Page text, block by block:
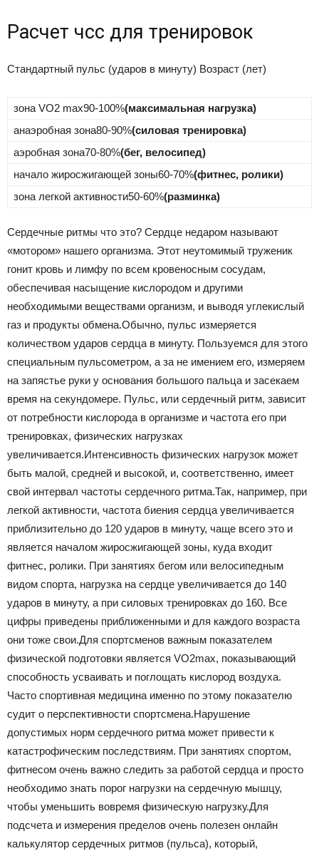
Расчет чсс для тренировок
Cтандартный пульс (ударов в минуту) Возраст (лет)
зона VO2 max90-100%(макcимальная нагрузка)
анаэробная зона80-90%(силовая тренировка)
аэробная зона70-80%(бег, велосипед)
начало жиросжигающей зоны60-70%(фитнес, ролики)
зона легкой активности50-60%(разминка)
Сердечные ритмы что это? Сердце недаром называют
«мотором» нашего организма. Этот неутомимый труженик
гонит кровь и лимфу по всем кровеносным сосудам,
обеспечивая насыщение кислородом и другими
необходимыми веществами организм, и выводя углекислый
газ и продукты обмена.Обычно, пульс измеряется
количеством ударов сердца в минуту. Пользуемся для этого
специальным пульсометром, а за не имением его, измеряем
на запястье руки у основания большого пальца и засекаем
время на секундомере. Пульс, или сердечный ритм, зависит
от потребности кислорода в организме и частота его при
тренировках, физических нагрузках
увеличивается.Интенсивность физических нагрузок может
быть малой, средней и высокой, и, соответственно, имеет
свой интервал частоты сердечного ритма.Так, например, при
легкой активности, частота биения сердца увеличивается
приблизительно до 120 ударов в минуту, чаще всего это и
является началом жиросжигающей зоны, куда входит
фитнес, ролики. При занятиях бегом или велосипедным
видом спорта, нагрузка на сердце увеличивается до 140
ударов в минуту, а при силовых тренировках до 160. Все
цифры приведены приближенными и для каждого возраста
они тоже свои.Для спортсменов важным показателем
физической подготовки является VO2max, показывающий
способность усваивать и поглощать кислород воздуха.
Часто спортивная медицина именно по этому показателю
судит о перспективности спортсмена.Нарушение
допустимых норм сердечного ритма может привести к
катастрофическим последствиям. При занятиях спортом,
фитнесом очень важно следить за работой сердца и просто
необходимо знать порог нагрузки на сердечную мышцу,
чтобы уменьшить вовремя физическую нагрузку.Для
подсчета и измерения пределов очень полезен онлайн
калькулятор сердечных ритмов (пульса), который,